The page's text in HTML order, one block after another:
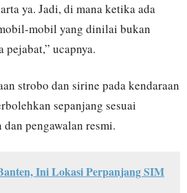
ya. Jadi, di mana ketika ada
mobil yang dinilai bukan
ucapnya.
strobo dan sirine pada kendaraan
sepanjang sesuai
pengawalan resmi.
Ini Lokasi Perpanjang SIM